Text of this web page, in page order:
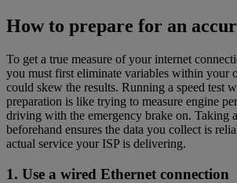
How to prepare for an
To get a true measure of your internet
you must first eliminate variables within your
could skew the results. Running a speed test
preparation is like trying to measure engine
driving with the emergency brake on. Taking
beforehand ensures the data you collect is
actual service your ISP is delivering.
1. Use a wired Ethernet connection